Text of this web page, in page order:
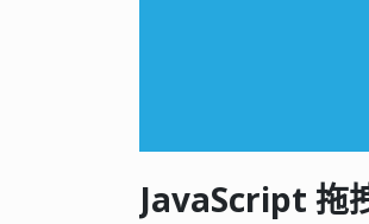
JavaScript 拖